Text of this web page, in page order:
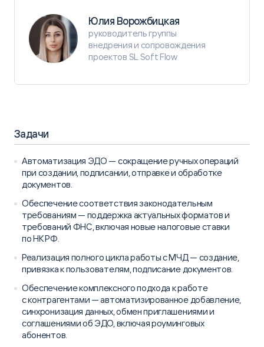
Юлия Ворожбицкая
руководитель группы
внедрения и сопровождения
проектов SL Soft Flow
Задачи
Автоматизация ЭДО — сокращение ручных операций
при создании, подписании, отправке и обработке
документов.
Обеспечение соответствия законодательным
требованиям — поддержка актуальных форматов и
требований ФНС, включая новые налоговые ставки
по НК РФ.
Реализация полного цикла работы с МЧД — создание,
привязка к пользователям, подписание документов.
Обеспечение комплексного подхода к работе
с контрагентами — автоматизированное добавление,
синхронизация данных, обмен приглашениями и
соглашениями об ЭДО, включая роуминговых
абонентов.